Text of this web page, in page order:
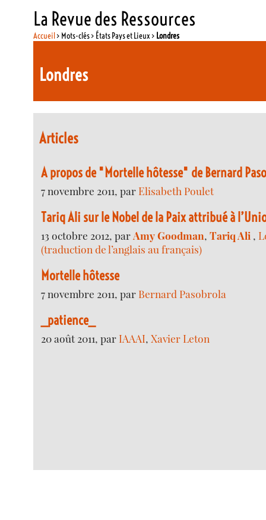
La Revue des Ressources
Accueil> Mots-clés > États Pays et Lieux > Londres
Londres
Articles
A propos de "Mortelle hôtesse" de Bernard
7 novembre 2011, parElisabeth Poulet
Tariq Ali sur le Nobel de la Paix attribué à
13 octobre 2012, parAmy Goodman,Tariq Ali ,
(traduction de l’anglais au français)
Mortelle hôtesse
7 novembre 2011, par Bernard Pasobrola
_patience_
20 août 2011, parIAAAI,Xavier Leton